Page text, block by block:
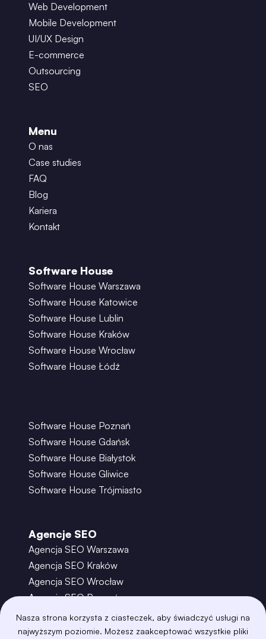
Nasza strona korzysta z ciasteczek, aby świadczyć usługi na
najwyższym poziomie. Możesz zaakceptować wszystkie pliki
Web Development
Mobile Development
UI/UX Design
E-commerce
Outsourcing
SEO
Menu
O nas
Case studies
FAQ
Blog
Kariera
Kontakt
Software House
Software House Warszawa
Software House Katowice
Software House Lublin
Software House Kraków
Software House Wrocław
Software House Łódź
Software House Poznań
Software House Gdańsk
Software House Białystok
Software House Gliwice
Software House Trójmiasto
Agencje SEO
Agencja SEO Warszawa
Agencja SEO Kraków
Agencja SEO Wrocław
Agencja SEO Poznań
Agencja SEO Gdańsk
Agencja SEO Toruń